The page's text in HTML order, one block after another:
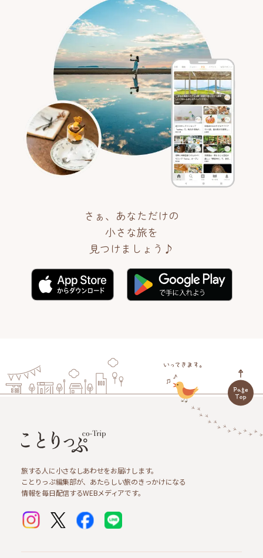
さぁ、あなただけの
小さな旅を
見つけましょう♪
旅する人に小さなしあわせをお届けします。
ことりっぷ編集部が、あたらしい旅のきっかけになる
情報を毎日配信するWEBメディアです。